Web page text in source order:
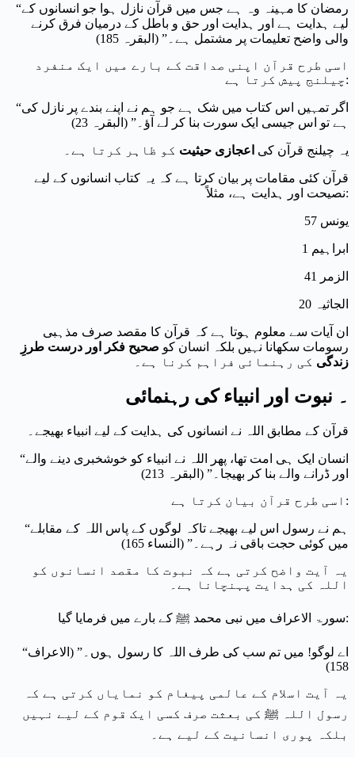
“رمضان کا مہینہ وہ ہے جس میں قرآن نازل ہوا جو انسانوں کے
لیے ہدایت ہے اور ہدایت اور حق و باطل کے درمیان فرق کرنے
والی واضح تعلیمات پر مشتمل ہے۔” (البقرہ 185)
اسی طرح قرآن اپنی صداقت کے بارے میں ایک منفرد
چیلنج پیش کرتا ہے:
“اگر تمہیں اس کتاب میں شک ہے جو ہم نے اپنے بندے پر نازل کی
ہے تو اس جیسی ایک سورت بنا کر لے آؤ۔” (البقرہ 23)
یہ چیلنج قرآن کی اعجازی حیثیت کو ظاہر کرتا ہے۔
قرآن کئی مقامات پر بیان کرتا ہے کہ یہ کتاب انسانوں کے لیے
نصیحت اور ہدایت ہے، مثلاً:
یونس 57
ابراہیم 1
الزمر 41
الجاثیہ 20
ان آیات سے معلوم ہوتا ہے کہ قرآن کا مقصد صرف مذہبی
رسومات سکھانا نہیں بلکہ انسان کو صحیح فکر اور درست طرزِ
زندگی کی رہنمائی فراہم کرنا ہے۔
۔ نبوت اور انبیاء کی رہنمائی
قرآن کے مطابق اللہ نے انسانوں کی ہدایت کے لیے انبیاء بھیجے۔
“انسان ایک ہی امت تھا، پھر اللہ نے انبیاء کو خوشخبری دینے والے
اور ڈرانے والے بنا کر بھیجا۔” (البقرہ 213)
اسی طرح قرآن بیان کرتا ہے:
“ہم نے رسول اس لیے بھیجے تاکہ لوگوں کے پاس اللہ کے مقابلے
میں کوئی حجت باقی نہ رہے۔” (النساء 165)
یہ آیت واضح کرتی ہے کہ نبوت کا مقصد انسانوں کو
اللہ کی ہدایت پہنچانا ہے۔
سورۃ الاعراف میں نبی محمد ﷺ کے بارے میں فرمایا گیا:
“اے لوگو! میں تم سب کی طرف اللہ کا رسول ہوں۔” (الاعراف
158)
یہ آیت اسلام کے عالمی پیغام کو نمایاں کرتی ہے کہ
رسول اللہ ﷺ کی بعثت صرف کسی ایک قوم کے لیے نہیں
بلکہ پوری انسانیت کے لیے ہے۔